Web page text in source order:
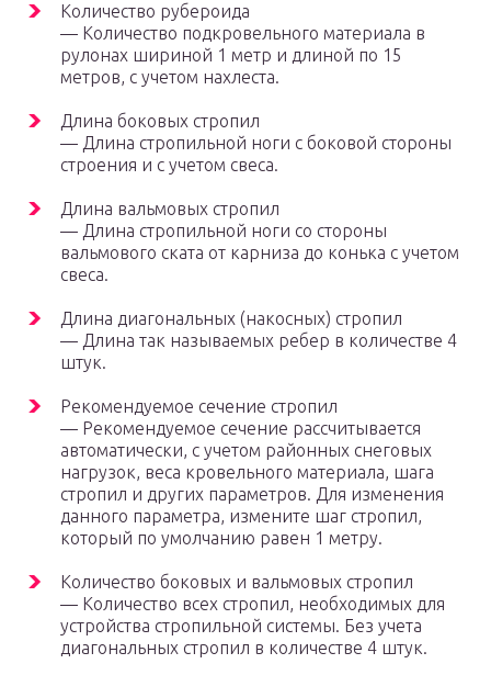
Количество рубероида
— Количество подкровельного материала в
рулонах шириной 1 метр и длиной по 15
метров, с учетом нахлеста.
Длина боковых стропил
— Длина стропильной ноги с боковой стороны
строения и с учетом свеса.
Длина вальмовых стропил
— Длина стропильной ноги со стороны
вальмового ската от карниза до конька с учетом
свеса.
Длина диагональных (накосных) стропил
— Длина так называемых ребер в количестве 4
штук.
Рекомендуемое сечение стропил
— Рекомендуемое сечение рассчитывается
автоматически, с учетом районных снеговых
нагрузок, веса кровельного материала, шага
стропил и других параметров. Для изменения
данного параметра, измените шаг стропил,
который по умолчанию равен 1 метру.
Количество боковых и вальмовых стропил
— Количество всех стропил, необходимых для
устройства стропильной системы. Без учета
диагональных стропил в количестве 4 штук.